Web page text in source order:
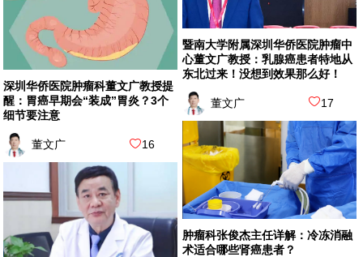
暨南大学附属深圳华侨医院肿瘤中
心董文广教授：乳腺癌患者特地从
东北过来！没想到效果那么好！
董文广 17
深圳华侨医院肿瘤科董文广教授提
醒：胃癌早期会“装成”胃炎？3个
细节要注意
董文广 16
肿瘤科张俊杰主任详解：冷冻消融
术适合哪些肾癌患者？